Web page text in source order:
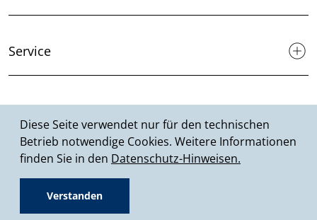
Diese Seite verwendet nur für den technischen
Betrieb notwendige Cookies. Weitere Informationen
finden Sie in den Datenschutz-Hinweisen.
Verstanden
Service
© 2026 MHKBD NRW